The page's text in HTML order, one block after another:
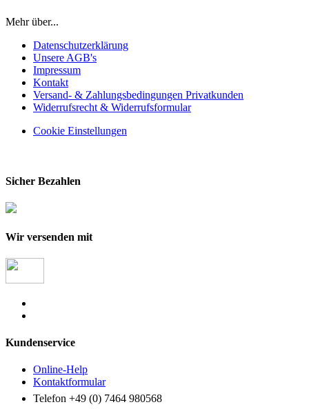
Mehr über...
Datenschutzerklärung
Unsere AGB's
Impressum
Kontakt
Versand- & Zahlungsbedingungen Privatkunden
Widerrufsrecht & Widerrufsformular
Cookie Einstellungen
Sicher Bezahlen
Wir versenden mit
Kundenservice
Online-Help
Kontaktformular
Telefon +49 (0) 7464 980568